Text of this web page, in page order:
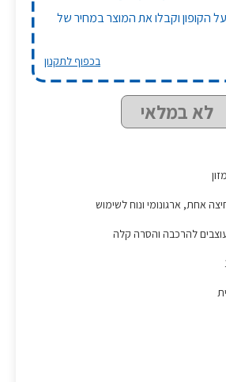
בכפוף לתקנון
לא במלאי
אחת, ארגונומי ונוח לשימוש
להרכבה והסרה קלה